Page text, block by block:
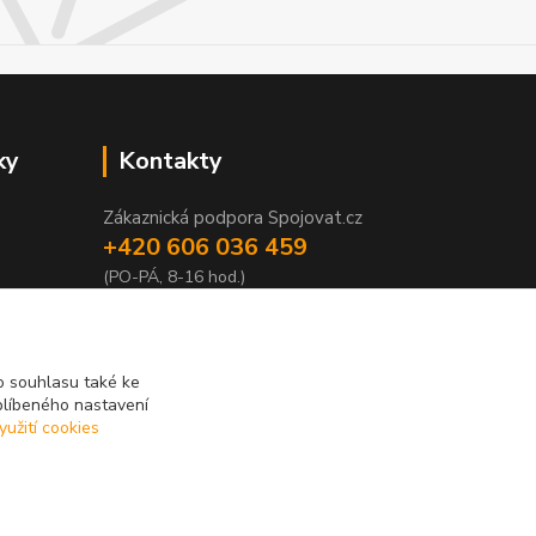
Kontakty
Zákaznická podpora Spojovat.cz
+420 606 036 459
(PO-PÁ, 8-16 hod.)
souhlasu také ke
nastavení
cookies